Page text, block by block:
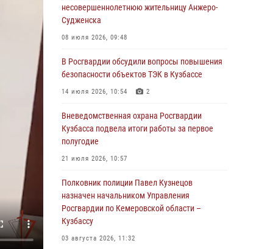
подразделений Росгвардии с
профессиональным праздником
07 августа 2026, 05:32
С 1 сентября 2026 года вступает в силу новый
федеральный закон о частной охранной
Росгвардейцы задержали предполагаемого
виновника причинения ножевого ранения
Росгвардейцы задержали мужчину,
повредившего имущество горожанки
06 августа 2026, 08:17
несовершеннолетнюю жительницу Анжеро-
Судженска
08 июля 2026, 09:48
В Росгвардии обсудили вопросы повышения
безопасности объектов ТЭК в Кузбассе
14 июля 2026, 10:54 2
Вневедомственная охрана Росгвардии
Кузбасса подвела итоги работы за первое
полугодие
21 июля 2026, 10:57
Полковник полиции Павел Кузнецов
назначен начальником Управления
Росгвардии по Кемеровской области –
Кузбассу
03 августа 2026, 11:32